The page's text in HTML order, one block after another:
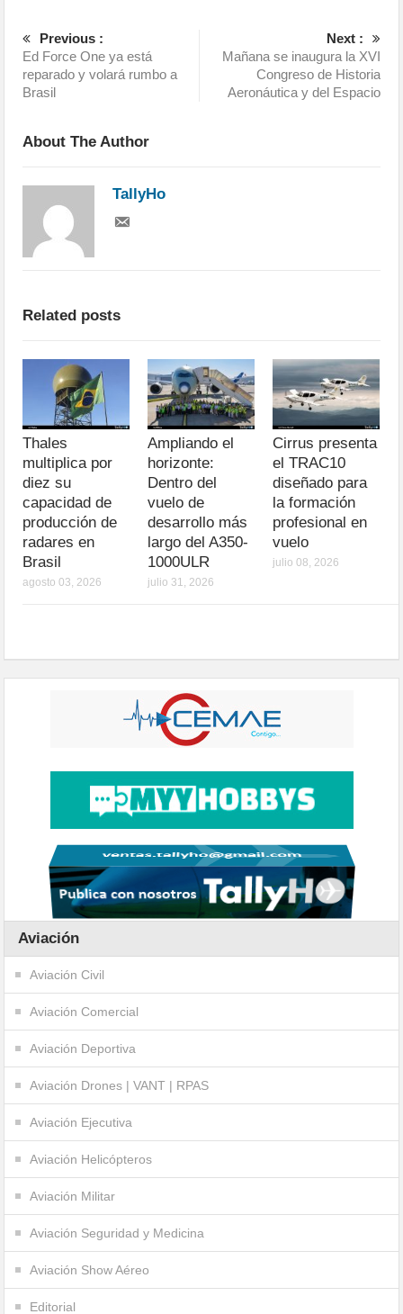
Previous :
Ed Force One ya está
reparado y volará rumbo a
Brasil
Next :
Mañana se inaugura la XVI
Congreso de Historia
Aeronáutica y del Espacio
About The Author
TallyHo
Related posts
Thales
multiplica por
diez su
capacidad de
producción de
radares en
Brasil
agosto 03, 2026
Ampliando el
horizonte:
Dentro del
vuelo de
desarrollo más
largo del A350-
1000ULR
julio 31, 2026
Cirrus presenta
el TRAC10
diseñado para
la formación
profesional en
vuelo
julio 08, 2026
Aviación
Aviación Civil
Aviación Comercial
Aviación Deportiva
Aviación Drones | VANT | RPAS
Aviación Ejecutiva
Aviación Helicópteros
Aviación Militar
Aviación Seguridad y Medicina
Aviación Show Aéreo
Editorial